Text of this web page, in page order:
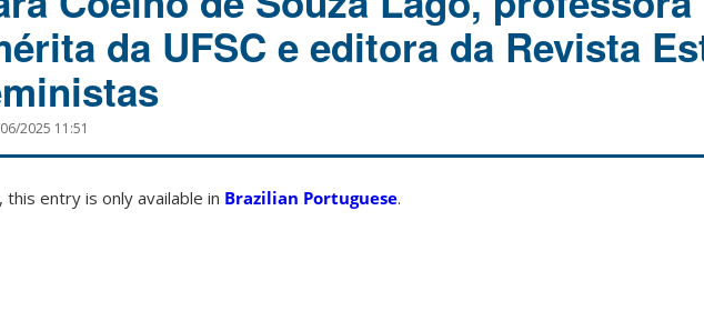
da UFSC e editora da Revista
2025 11:51
this entry is only available in Brazilian Portuguese.